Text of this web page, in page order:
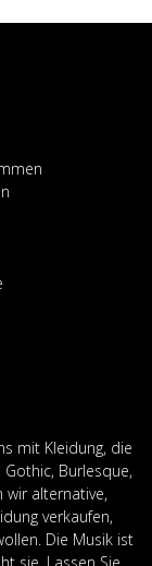
mit Kleidung, die
Gothic, Burlesque,
wir alternative,
verkaufen,
Die Musik ist
sie. Lassen Sie